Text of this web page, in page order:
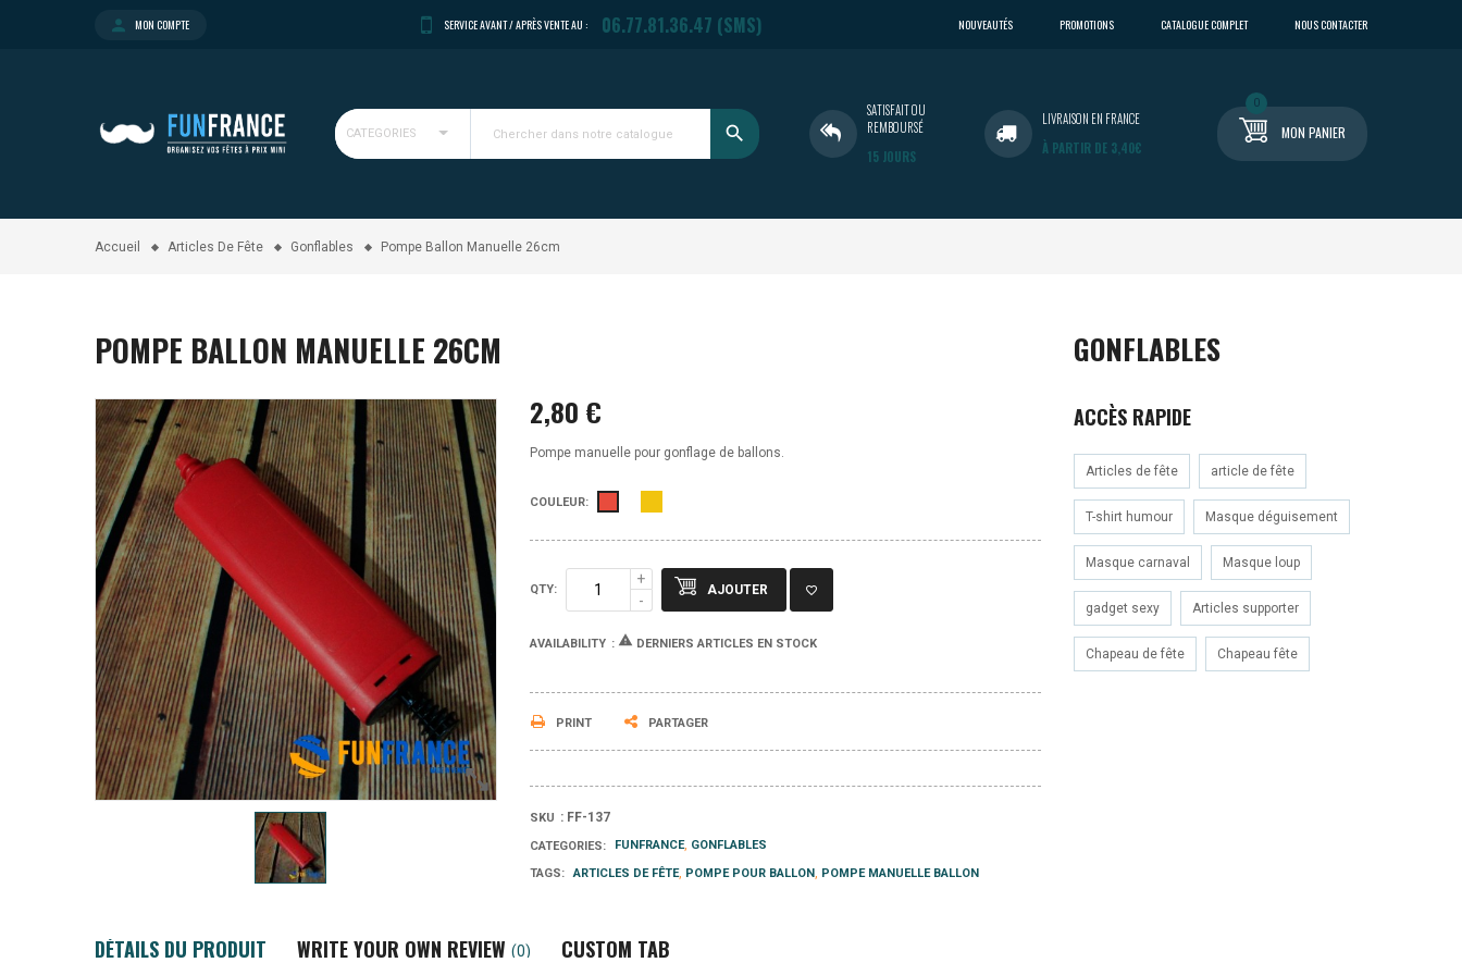
MON COMPTE SERVICE AVANT / APRÈS VENTE AU : 06.77.81.36.47 (SMS) NOUVEAUTÉS PROMOTIONS CATALOGUE COMPLET NOUS CONTACTER
CATEGORIES search
SATISFAIT OU
REMBOURSÉ
15 JOURS
LIVRAISON EN FRANCE
À PARTIR DE 3,40€
0
MON PANIER
Accueil Articles De Fête Gonflables Pompe Ballon Manuelle 26cm
POMPE BALLON MANUELLE 26CM
2,80 €
Pompe manuelle pour gonflage de ballons.
COULEUR:
QTY: AJOUTER
AVAILABILITY :  DERNIERS ARTICLES EN STOCK
PRINT PARTAGER
SKU : FF-137
CATEGORIES: FUNFRANCE GONFLABLES
TAGS:
ARTICLES DE FÊTE POMPE POUR BALLON POMPE MANUELLE BALLON
DÉTAILS DU PRODUIT WRITE YOUR OWN REVIEW (0) CUSTOM TAB
GONFLABLES
ACCÈS RAPIDE
Articles de fête article de fête
T-shirt humour Masque déguisement
Masque carnaval Masque loup
gadget sexy Articles supporter
Chapeau de fête Chapeau fête